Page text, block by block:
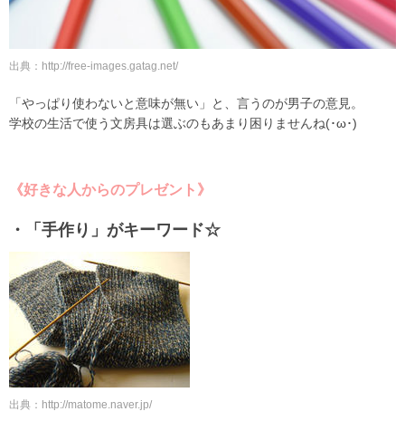
出典：http://free-images.gatag.net/
「やっぱり使わないと意味が無い」と、言うのが男子の意見。
学校の生活で使う文房具は選ぶのもあまり困りませんね(･ω･)
《好きな人からのプレゼント》
・「手作り」がキーワード☆
出典：http://matome.naver.jp/